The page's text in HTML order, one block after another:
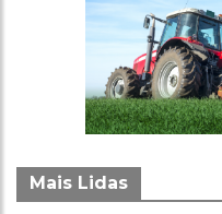
Mais Lidas